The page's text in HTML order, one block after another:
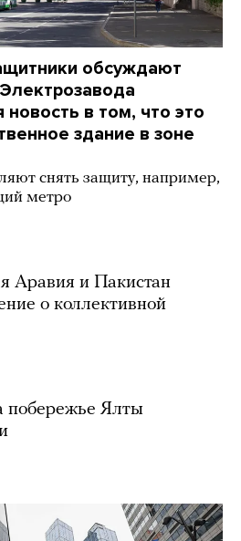
обсуждают
в том, что это
здание в зоне
снять защиту, например,
метро
Аравия и Пакистан
о коллективной
побережье Ялты